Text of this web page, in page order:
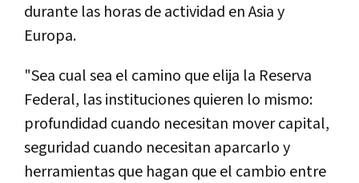
durante las horas de actividad en Asia y
Europa.
"Sea cual sea el camino que elija la Reserva
Federal, las instituciones quieren lo mismo:
profundidad cuando necesitan mover capital,
seguridad cuando necesitan aparcarlo y
herramientas que hagan que el cambio entre